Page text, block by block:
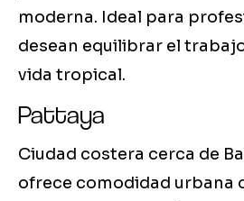
moderna. Ideal para
desean equilibrar el
vida tropical.
Pattaya
Ciudad costera cerca de
ofrece comodidad urbana